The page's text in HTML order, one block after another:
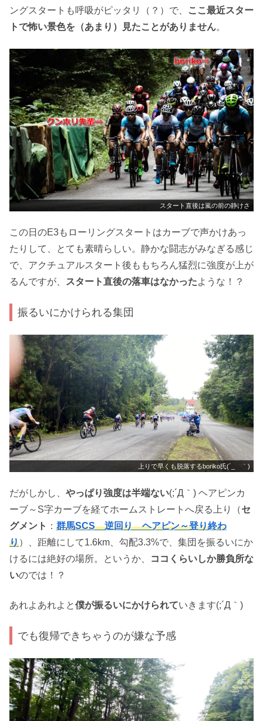
ングスタートも呼吸がピッタリ（？）で、
ここ最近スター
トで怖い景色を（あまり）見たことがありません。
スタート直後は嵐の前の静けさ
この日のE3もローリングスタートはカーブで声かけあっ
たりして、とても素晴らしい。静かな闘志がみなぎる感じ
で、アクチュアルスタート後ももちろん猛烈に強度が上が
るんですが、
スタート直後の落車はなかったような！？
振るいにかけられる集団
上りで早くも脱落するboriko氏(´_ゝ｀)
だがしかし、 やっぱり強度は半端ない(;´Д｀) ヘアピンカ
ーブ～S字カーブを経てホームストレートへ戻る上り（セ
グメント ： 群馬SCS 逆回り ヘアピン～登り終わ
り）、距離にして1.6km、勾配3.3%で、集団を振るいにか
けるには絶好の場所。というか、
ココくらいしか勝負所な
いのでは！？
あれよあれよと僕が振るいにかけられていきます(;´Д｀)
でも復帰できちゃうのが嫌な予感